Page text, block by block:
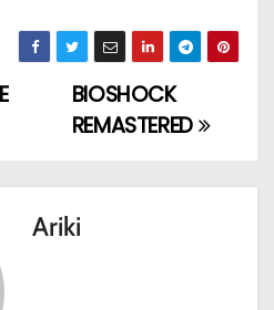
BIOSHOCK
REMASTERED
Ariki